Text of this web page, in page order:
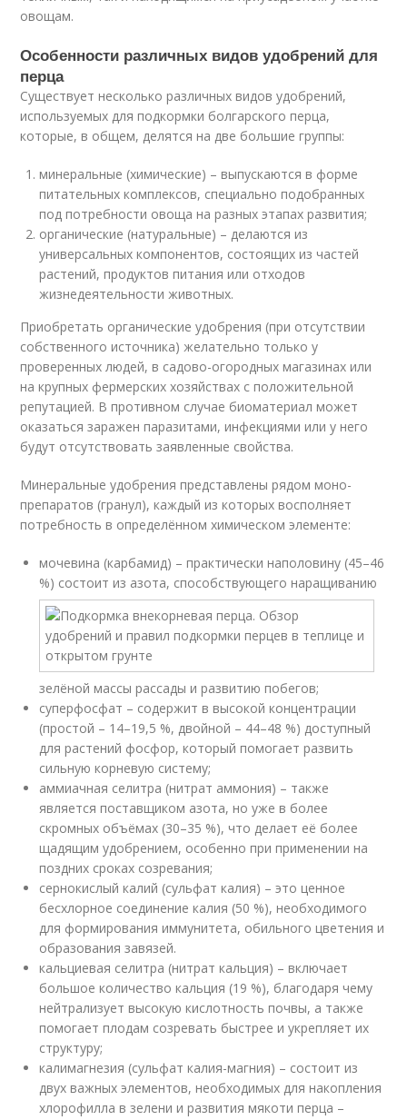
овощам.
Особенности различных видов удобрений для
перца
Существует несколько различных видов удобрений,
используемых для подкормки болгарского перца,
которые, в общем, делятся на две большие группы:
минеральные (химические) – выпускаются в форме
питательных комплексов, специально подобранных
под потребности овоща на разных этапах развития;
органические (натуральные) – делаются из
универсальных компонентов, состоящих из частей
растений, продуктов питания или отходов
жизнедеятельности животных.
Приобретать органические удобрения (при отсутствии
собственного источника) желательно только у
проверенных людей, в садово-огородных магазинах или
на крупных фермерских хозяйствах с положительной
репутацией. В противном случае биоматериал может
оказаться заражен паразитами, инфекциями или у него
будут отсутствовать заявленные свойства.
Минеральные удобрения представлены рядом моно-
препаратов (гранул), каждый из которых восполняет
потребность в определённом химическом элементе:
мочевина (карбамид) – практически наполовину (45–46
%) состоит из азота, способствующего наращиванию
зелёной массы рассады и развитию побегов;
суперфосфат – содержит в высокой концентрации
(простой – 14–19,5 %, двойной – 44–48 %) доступный
для растений фосфор, который помогает развить
сильную корневую систему;
аммиачная селитра (нитрат аммония) – также
является поставщиком азота, но уже в более
скромных объёмах (30–35 %), что делает её более
щадящим удобрением, особенно при применении на
поздних сроках созревания;
сернокислый калий (сульфат калия) – это ценное
бесхлорное соединение калия (50 %), необходимого
для формирования иммунитета, обильного цветения и
образования завязей.
кальциевая селитра (нитрат кальция) – включает
большое количество кальция (19 %), благодаря чему
нейтрализует высокую кислотность почвы, а также
помогает плодам созревать быстрее и укрепляет их
структуру;
калимагнезия (сульфат калия-магния) – состоит из
двух важных элементов, необходимых для накопления
хлорофилла в зелени и развития мякоти перца –